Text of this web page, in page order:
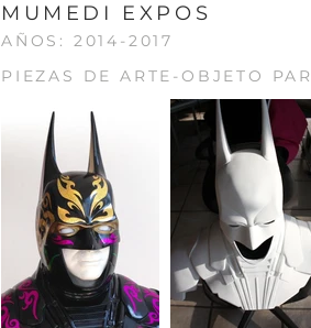
MUMEDI EXPOS
AÑOS: 2014-2017
PIEZAS DE ARTE-OBJETO